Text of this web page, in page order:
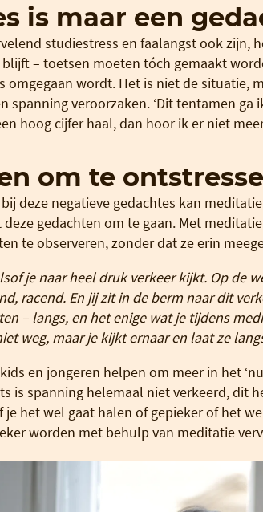
is maar een
studiestress en faalangst ook zijn,
– toetsen moeten tóch gemaakt
omgegaan wordt. Het is niet de situatie,
spanning veroorzaken. ‘Dit tentamen ga
hoog cijfer haal, dan hoor ik er niet
om te
deze negatieve gedachtes kan
gedachten om te gaan. Met
te observeren, zonder dat ze erin
je naar heel druk verkeer kijkt. Op de
racend. En jij zit in de berm naar dit
– langs, en het enige wat je tijdens
weg, maar je kijkt ernaar en laat ze
en jongeren helpen om meer in het
is spanning helemaal niet verkeerd, dit
je het wel gaat halen of gepieker of het
worden met behulp van meditatie